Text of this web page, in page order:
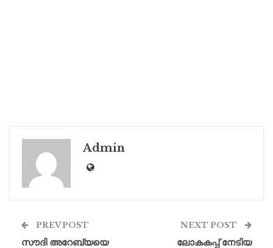
Admin
PREV POST
സൗദി അറേബ്യയെ
NEXT POST
ലോകകപ്പ് നേടിയ